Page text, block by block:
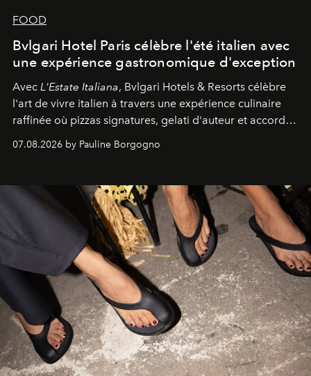
FOOD
Bvlgari Hotel Paris célèbre l'été italien avec
une expérience gastronomique d'exception
Avec L'Estate Italiana, Bvlgari Hotels & Resorts célèbre
l'art de vivre italien à travers une expérience culinaire
raffinée où pizzas signatures, gelati d'auteur et accords
d'exception composent un véritable voyage sensoriel.
07.08.2026 by Pauline Borgogno